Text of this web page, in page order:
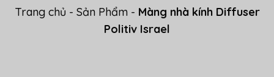
Trang chủ - Sản Phẩm- Màng nhà kính Diffuser
Politiv Israel